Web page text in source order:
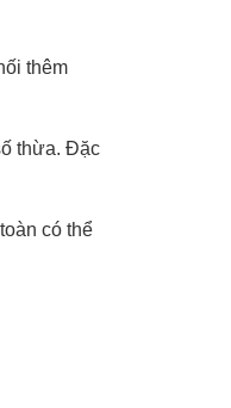
thêm
thừa. Đặc
có thể